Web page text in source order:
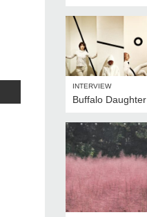
INTERVIEW
Buffalo Daughter